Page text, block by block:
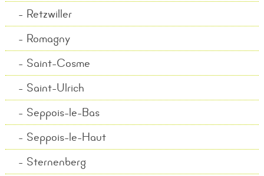
Retzwiller
Romagny
Saint-Cosme
Saint-Ulrich
Seppois-le-Bas
Seppois-le-Haut
Sternenberg